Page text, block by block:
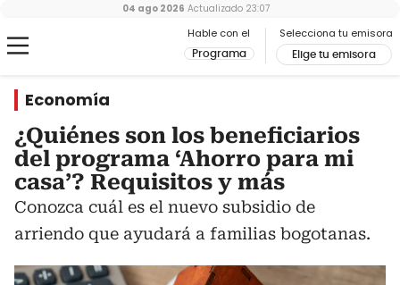
Hable con el
Programa
Selecciona tu emisora
Elige tu emisora
04 ago 2026 Actualizado 23:07
Economía
¿Quiénes son los beneficiarios
del programa ‘Ahorro para mi
casa’? Requisitos y más
Conozca cuál es el nuevo subsidio de
arriendo que ayudará a familias bogotanas.